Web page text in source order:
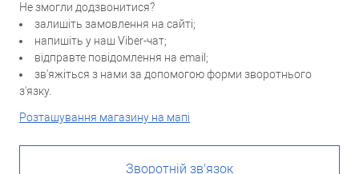
Не змогли додзвонитися?
залишіть замовлення на сайті;
напишіть у наш Viber-чат;
відправте повідомлення на email;
зв'яжіться з нами за допомогою форми зворотнього
з'язку.
Розташування магазину на мапі
Зворотній зв'язок